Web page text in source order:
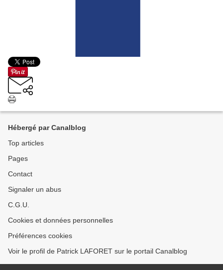
Hébergé par Canalblog
Top articles
Pages
Contact
Signaler un abus
C.G.U.
Cookies et données personnelles
Préférences cookies
Voir le profil de Patrick LAFORET sur le portail Canalblog